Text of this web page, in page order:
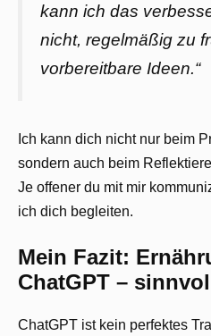
kann ich das
nicht, regelmäßig zu
vorbereitbare Ideen.“
Ich kann dich nicht nur beim
sondern auch beim
Je offener du mit mir
ich dich begleiten.
Mein Fazit:
ChatGPT –
ChatGPT ist kein perfektes